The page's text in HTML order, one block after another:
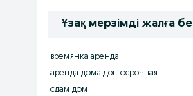
Ұзақ мерзімді жалға
времянка аренда
аренда дома долгосрочная
сдам дом